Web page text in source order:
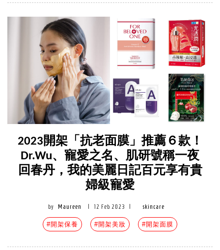
2023開架「抗老面膜」推薦６款！
Dr.Wu、寵愛之名、肌研號稱一夜
回春丹，我的美麗日記百元享有貴
婦級寵愛
by Maureen 12 Feb 2023 skincare
#開架保養 #開架美妝 #開架面膜